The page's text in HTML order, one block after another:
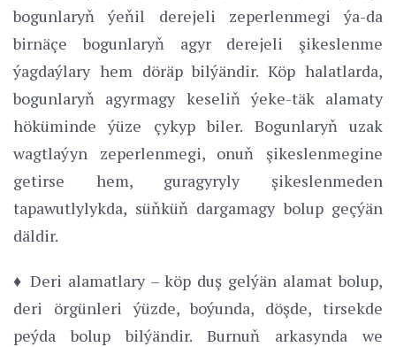
bogunlaryň ýeňil derejeli zeperlenmegi ýa-da
birnäçe bogunlaryň agyr derejeli şikeslenme
ýagdaýlary hem döräp bilýändir. Köp halatlarda,
bogunlaryň agyrmagy keseliň ýeke-täk alamaty
höküminde ýüze çykyp biler. Bogunlaryň uzak
wagtlaýyn zeperlenmegi, onuň şikeslenmegine
getirse hem, guragyryly şikeslenmeden
tapawutlylykda, süňküň dargamagy bolup geçýän
däldir.
♦ Deri alamatlary – köp duş gelýän alamat bolup,
deri örgünleri ýüzde, boýunda, döşde, tirsekde
peýda bolup bilýändir. Burnuň arkasynda we